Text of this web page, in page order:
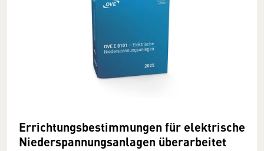
Errichtungsbestimmungen für elektrische
Niederspannungsanlagen überarbeitet